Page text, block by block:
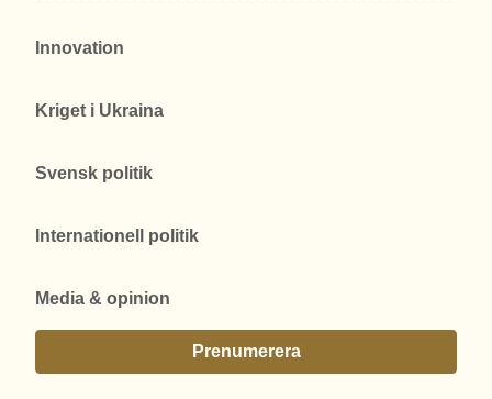
Innovation
Kriget i Ukraina
Svensk politik
Internationell politik
Media & opinion
Prenumerera